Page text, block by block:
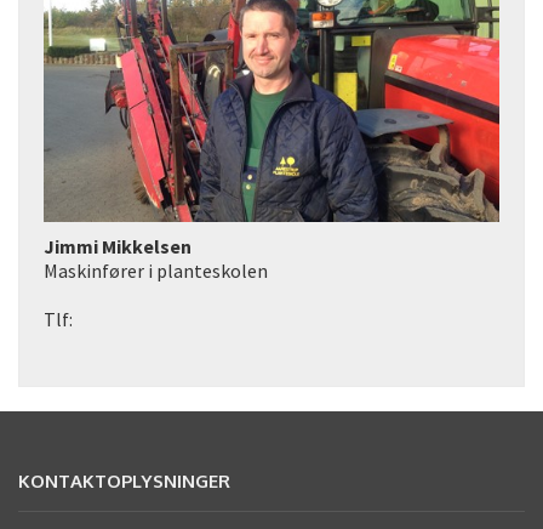
Jimmi Mikkelsen
Maskinfører i planteskolen
Tlf:
KONTAKTOPLYSNINGER